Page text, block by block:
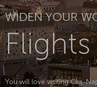
WIDEN YOUR
You will love visiting Cluj-